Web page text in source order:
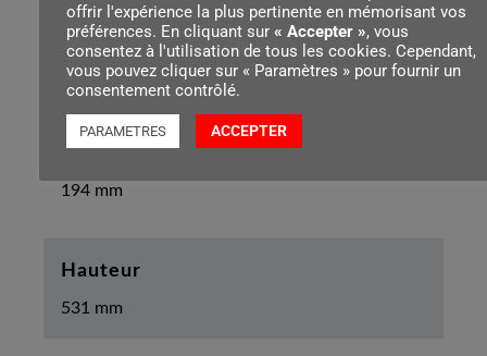
Longueur du tuyau
1300 mm
Largeur de l’appareil
194 mm
Hauteur
531 mm
offrir l'expérience la plus pertinente en mémorisant vos
préférences. En cliquant sur « Accepter », vous
consentez à l'utilisation de tous les cookies. Cependant,
vous pouvez cliquer sur « Paramètres » pour fournir un
consentement contrôlé.
PARAMETRES ACCEPTER